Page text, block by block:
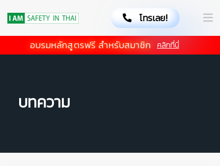
โทรเลย!
อบรมหลักสูตรฟรี สำหรับสมาชิก คลิกที่นี่
🦺
บทความ